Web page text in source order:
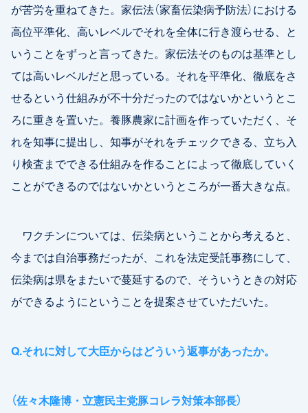
が苦労を重ねてきた。家伝法（家畜伝染病予防法）における
高位平準化、高いレベルでそれを全体に行き渡らせる、と
いうことをずっと言ってきた。家伝法そのものは基準とし
ては高いレベルだと思っている。それを平準化、徹底をさ
せるという仕組みが不十分だったのではないかというとこ
ろに重きを置いた。養豚農家に計画を作っていただく、そ
れを知事に提出し、知事がそれをチェックできる、立ち入
り検査までできる仕組みを作ることによって徹底していく
ことができるのではないかというところが一番大きな点。
ワクチンについては、伝染病ということから考えると、
今までは自治事務だったが、これを法定受託事務にして、
伝染病は県をまたいで蔓延するので、そういうときの対応
ができるようにということを提案させていただいた。
Q.それに対して大臣からはどういう返事があったか。
（佐々木隆博・立憲民主党豚コレラ対策本部長）